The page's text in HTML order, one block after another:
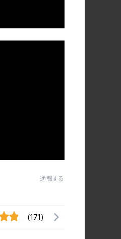
通報する
(171)